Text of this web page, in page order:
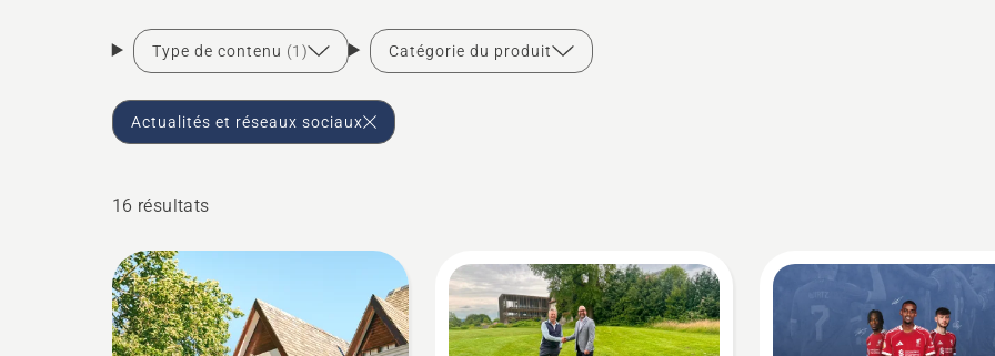
Type de contenu (1) Catégorie du produit
Actualités et réseaux sociaux
16 résultats